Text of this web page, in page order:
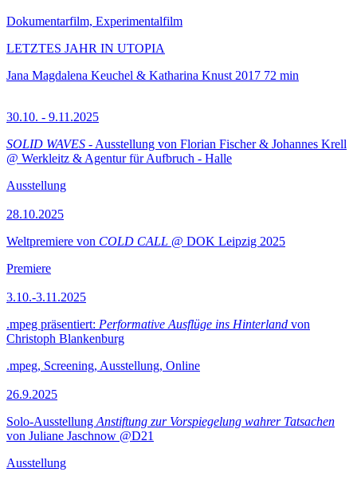
Dokumentarfilm, Experimentalfilm
LETZTES JAHR IN UTOPIA
Jana Magdalena Keuchel & Katharina Knust 2017 72 min
30.10. - 9.11.2025
SOLID WAVES - Ausstellung von Florian Fischer & Johannes Krell
@ Werkleitz & Agentur für Aufbruch - Halle
Ausstellung
28.10.2025
Weltpremiere von COLD CALL @ DOK Leipzig 2025
Premiere
3.10.-3.11.2025
.mpeg präsentiert: Performative Ausflüge ins Hinterland von
Christoph Blankenburg
.mpeg, Screening, Ausstellung, Online
26.9.2025
Solo-Ausstellung Anstiftung zur Vorspiegelung wahrer Tatsachen
von Juliane Jaschnow @D21
Ausstellung